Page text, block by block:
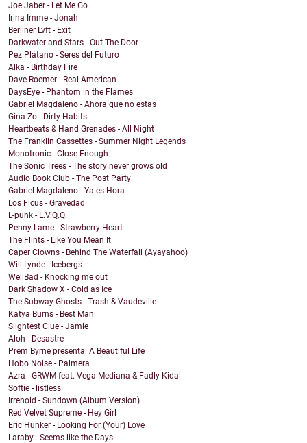
Joe Jaber - Let Me Go
Irina Imme - Jonah
Berliner Lvft - Exit
Darkwater and Stars - Out The Door
Pez Plátano - Seres del Futuro
Alka - Birthday Fire
Dave Roemer - Real American
DaysEye - Phantom in the Flames
Gabriel Magdaleno - Ahora que no estas
Gina Zo - Dirty Habits
Heartbeats & Hand Grenades - All Night
The Franklin Cassettes - Summer Night Legends
Monotronic - Close Enough
The Sonic Trees - The story never grows old
Audio Book Club - The Post Party
Gabriel Magdaleno - Ya es Hora
Los Ficus - Gravedad
L-punk - L.V.Q.Q.
Penny Lame - Strawberry Heart
The Flints - Like You Mean It
Caper Clowns - Behind The Waterfall (Ayayahoo)
Will Lynde - Icebergs
WellBad - Knocking me out
Dark Shadow X - Cold as Ice
The Subway Ghosts - Trash & Vaudeville
Katya Burns - Best Man
Slightest Clue - Jamie
Aloh - Desastre
Prem Byrne presenta: A Beautiful Life
Hobo Noise - Palmera
Azra - GRWM feat. Vega Mediana & Fadly Kidal
Softie - listless
Irrenoid - Sundown (Album Version)
Red Velvet Supreme - Hey Girl
Eric Hunker - Looking For (Your) Love
Laraby - Seems like the Days